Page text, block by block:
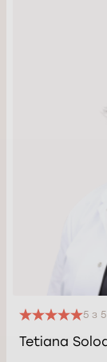
5 з 5
Tetiana